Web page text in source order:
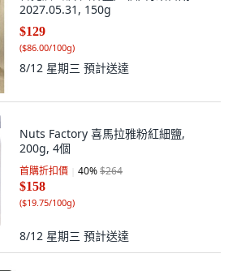
2027.05.31, 150g
$129
($86.00/100g)
8/12 星期三 預計送達
Nuts Factory 喜馬拉雅粉紅細鹽,
200g, 4個
首購折扣價 40%$264
$158
($19.75/100g)
8/12 星期三 預計送達